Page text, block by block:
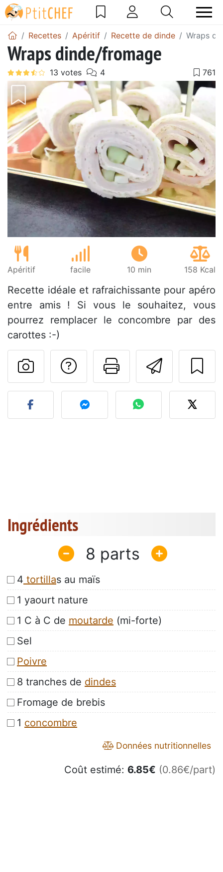
Recettes Apéritif Recette de dinde Wraps
Wraps dinde/fromage
Apéritif facile 10 min 158 Kcal
Recette idéale et rafraichissante pour apéro
entre amis ! Si vous le souhaitez, vous
pourrez remplacer le concombre par des
carottes :-)
Imprimer
Poser une
Publier votre photo de
Ingrédients
8
4 tortillas au maïs
1 yaourt nature
1 C à C de moutarde (mi-forte)
Sel
Poivre
8 tranches de dindes
Fromage de brebis
1 concombre
Données nutritionnelles
Coût estimé: 6.85€ (0.86€/part)